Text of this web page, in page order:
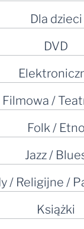
Dla dzieci
DVD
Filmowa /
Folk / Etno
Jazz /
/ Religijne /
Książki